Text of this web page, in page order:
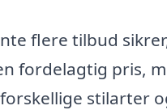
flere tilbud
fordelagtig pris,
stilarter